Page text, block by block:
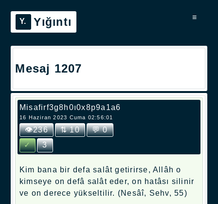
Yığıntı ≡
Mesaj 1207
Misafirf3g8h0ı0x8p9a1a6
16 Haziran 2023 Cuma 02:56:01
👁236 ⇅ 10
💬 0
✓
3
Kim bana bir defa salât getirirse, Allâh o
kimseye on defâ salât eder, on hatâsı silinir
ve on derece yükseltilir. (Nesâî, Sehv, 55)